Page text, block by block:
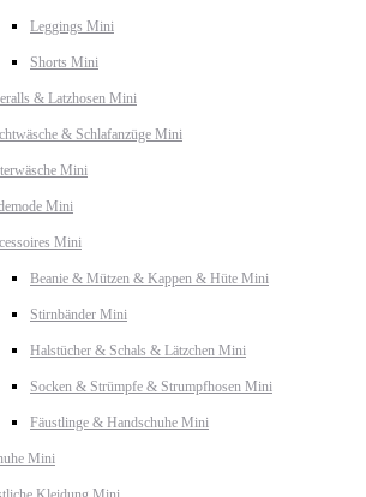
Leggings Mini
Shorts Mini
& Latzhosen Mini
& Schlafanzüge Mini
Mini
Mini
Mini
Beanie & Mützen & Kappen & Hüte Mini
Stirnbänder Mini
Halstücher & Schals & Lätzchen Mini
Socken & Strümpfe & Strumpfhosen Mini
Fäustlinge & Handschuhe Mini
Mini